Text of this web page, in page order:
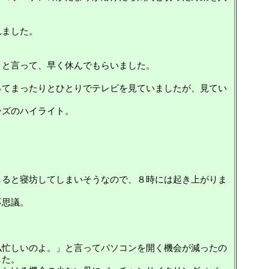
した。
言って、早く休んでもらいました。
まったりとひとりでテレビを見ていましたが、見てい
のハイライト。
と寝坊してしまいそうなので、８時には起き上がりま
議。
しいのよ。」と言ってパソコンを開く機会が減ったの
。